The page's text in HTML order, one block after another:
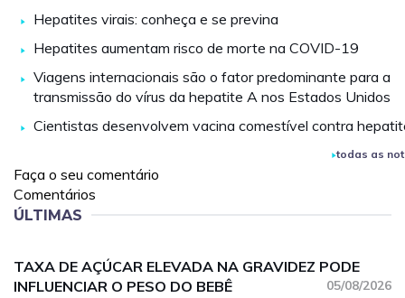
Hepatites virais: conheça e se previna
Hepatites aumentam risco de morte na COVID-19
Viagens internacionais são o fator predominante para a
transmissão do vírus da hepatite A nos Estados Unidos
Cientistas desenvolvem vacina comestível contra
todas as
Faça o seu comentário
Comentários
ÚLTIMAS
TAXA DE AÇÚCAR ELEVADA NA GRAVIDEZ PODE
INFLUENCIAR O PESO DO BEBÊ
05/08/2026